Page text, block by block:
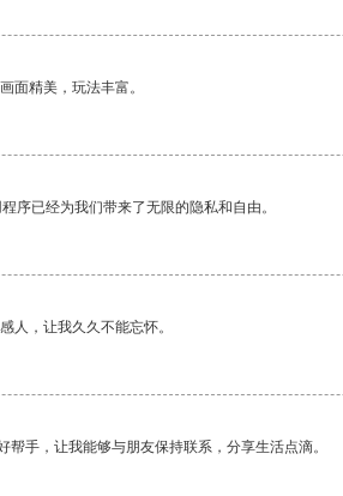
面精美，玩法丰富。
序已经为我们带来了无限的隐私和自由。
人，让我久久不能忘怀。
帮手，让我能够与朋友保持联系，分享生活点滴。